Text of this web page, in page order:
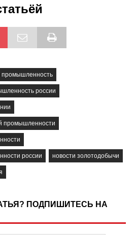
россии
промышленности
россии новости золотодобычи
ПОДПИШИТЕСЬ НА